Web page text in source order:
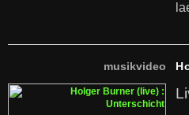
musikvideo